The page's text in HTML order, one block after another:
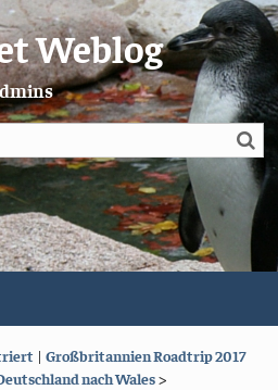
Weblog
| Großbritannien Roadtrip 2017
nach Wales>